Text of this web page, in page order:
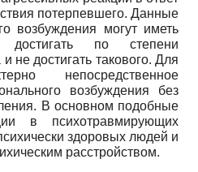
потерпевшего. Данные
возбуждения могут иметь
по степени
не достигать такового. Для
непосредственное
возбуждения без
В основном подобные
в психотравмирующих
здоровых людей и
расстройством.